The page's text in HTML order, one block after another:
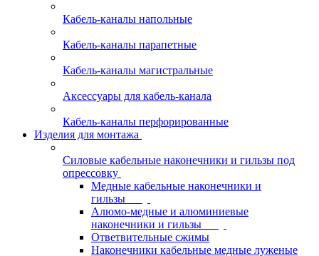
Кабель-каналы напольные
Кабель-каналы парапетные
Кабель-каналы магистральные
Аксессуары для кабель-канала
Кабель-каналы перфорированные
Изделия для монтажа
Силовые кабельные наконечники и гильзы под
опрессовку
Медные кабельные наконечники и
гильзы
Алюмо-медные и алюминиевые
наконечники и гильзы
Ответвительные сжимы
Наконечники кабельные медные луженые